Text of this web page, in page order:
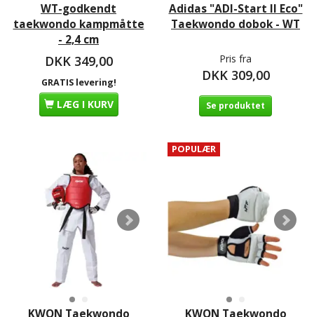
WT-godkendt
taekwondo kampmåtte
- 2,4 cm
DKK 349,00
GRATIS levering!
LÆG I KURV
Adidas "ADI-Start II Eco"
Taekwondo dobok - WT
Pris fra
DKK 309,00
Se produktet
KWON Taekwondo
POPULÆR
KWON Taekwondo